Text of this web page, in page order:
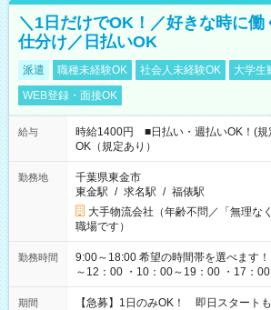
＼1日だけでOK！／好きな時に働
仕分け／日払いOK
派遣 職種未経験OK 社会人未経験OK 大学生
WEB登録・面接OK
給与
時給1400円 ■日払い・週払いOK！(
OK（規定あり）
勤務地
千葉県東金市
東金駅 / 求名駅 / 福俵駅
大手物流会社（年齢不問／「無理な
職場です）
勤務時間
9:00～18:00 希望の時間帯を選べます！ ＜シフト例＞ ・8：30
～12：00 ・10：00～19：00 ・17：
22：00 ・22：00～翌6：00 など
期間
【急募】1日のみOK！ 即日スタート